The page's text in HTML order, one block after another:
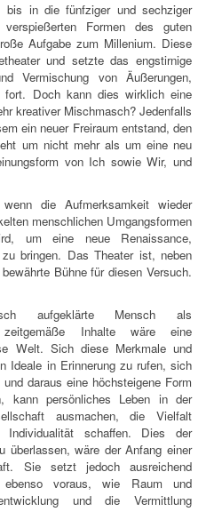
bis in die fünfziger und sechziger
Formen des guten
Aufgabe zum Millenium. Diese
und setzte das engstirnige
Vermischung von Äußerungen,
fort. Doch kann dies wirklich eine
kreativer Mischmasch? Jedenfalls
ein neuer Freiraum entstand, den
um nicht mehr als um eine neu
von Ich sowie Wir, und
die Aufmerksamkeit wieder
menschlichen Umgangsformen
um eine neue Renaissance,
bringen. Das Theater ist, neben
Bühne für diesen Versuch.
aufgeklärte Mensch als
zeitgemäße Inhalte wäre eine
Welt. Sich diese Merkmale und
Ideale in Erinnerung zu rufen, sich
daraus eine höchsteigene Form
kann persönliches Leben in der
ausmachen, die Vielfalt
schaffen. Dies der
überlassen, wäre der Anfang einer
Sie setzt jedoch ausreichend
ebenso voraus, wie Raum und
und die Vermittlung